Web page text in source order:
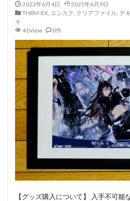
2023年6月4日
2025年6月9日
THRM-EX, エンカク, クリアファイル, テ
キ
41View
0件
【グッズ購入について】 入手不可能